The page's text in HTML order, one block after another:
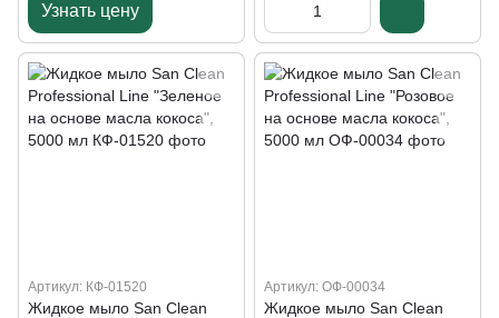
Узнать цену
Артикул: КФ-01520
Жидкое мыло San Clean
Артикул: ОФ-00034
Жидкое мыло San Clean